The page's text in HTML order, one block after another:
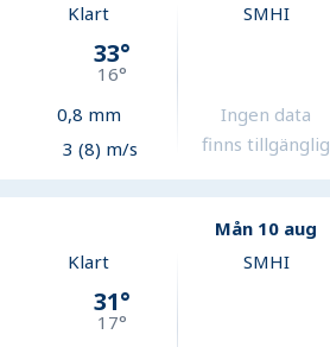
Klart
33°
16°
0,8 mm
3 (8) m/s
SMHI
Ingen data
finns tillgänglig
Mån 10 aug
Klart
31°
17°
SMHI